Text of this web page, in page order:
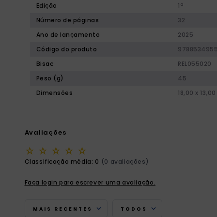
Edição
1ª
Número de páginas
32
Ano de lançamento
2025
Código do produto
Bisac
REL055020
Peso (g)
45
Dimensões
18,00 x 13,00
Avaliações
☆ ☆ ☆ ☆ ☆
Classificação média: 0 (0 avaliações)
Faça login para escrever uma avaliação.
MAIS RECENTES TODOS